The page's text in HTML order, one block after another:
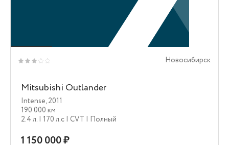
Новосибирск
Mitsubishi Outlander
Intense,2011
190 000 км
2.4 л. | 170 л.c | CVT | Полный
1 150 000 ₽